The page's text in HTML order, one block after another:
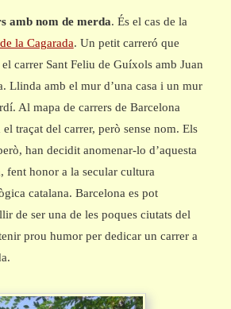
amb nom de merda. És el cas de la
la Cagarada. Un petit carreró que
carrer Sant Feliu de Guíxols amb Juan
Llinda amb el mur d’una casa i un mur
Al mapa de carrers de Barcelona
el traçat del carrer, però sense nom. Els
han decidit anomenar-lo d’aquesta
fent honor a la secular cultura
catalana. Barcelona es pot
de ser una de les poques ciutats del
prou humor per dedicar un carrer a